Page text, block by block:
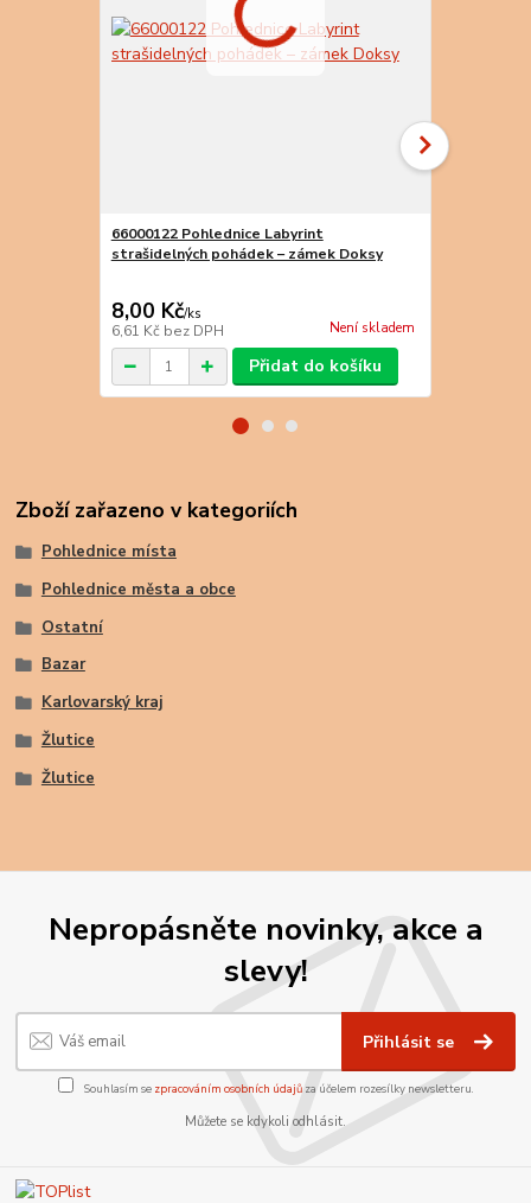
66000122 Pohlednice Labyrint
strašidelných pohádek – zámek Doksy
8,00 Kč/ks
6,61 Kč bez DPH Není skladem
Přidat do košíku
Zboží zařazeno v kategoriích
Pohlednice místa
Pohlednice města a obce
Ostatní
Bazar
Karlovarský kraj
Žlutice
Žlutice
Nepropásněte novinky, akce a
slevy!
Přihlásit se
Souhlasím se zpracováním osobních údajůza účelem rozesílky newsletteru.
Můžete se kdykoli odhlásit.